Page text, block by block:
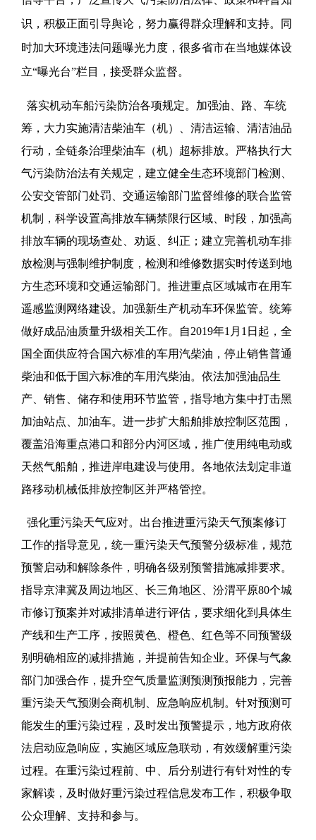
识，积极正面引导舆论，努力赢得群众理解和支持。同
时加大环境违法问题曝光力度，很多省市在当地媒体设
立“曝光台”栏目，接受群众监督。
落实机动车船污染防治各项规定。加强油、路、车统
筹，大力实施清洁柴油车（机）、清洁运输、清洁油品
行动，全链条治理柴油车（机）超标排放。严格执行大
气污染防治法有关规定，建立健全生态环境部门检测、
公安交管部门处罚、交通运输部门监督维修的联合监管
机制，科学设置高排放车辆禁限行区域、时段，加强高
排放车辆的现场查处、劝返、纠正；建立完善机动车排
放检测与强制维护制度，检测和维修数据实时传送到地
方生态环境和交通运输部门。推进重点区域城市在用车
遥感监测网络建设。加强新生产机动车环保监管。统筹
做好成品油质量升级相关工作。自2019年1月1日起，全
国全面供应符合国六标准的车用汽柴油，停止销售普通
柴油和低于国六标准的车用汽柴油。依法加强油品生
产、销售、储存和使用环节监管，指导地方集中打击黑
加油站点、加油车。进一步扩大船舶排放控制区范围，
覆盖沿海重点港口和部分内河区域，推广使用纯电动或
天然气船舶，推进岸电建设与使用。各地依法划定非道
路移动机械低排放控制区并严格管控。
强化重污染天气应对。出台推进重污染天气预案修订
工作的指导意见，统一重污染天气预警分级标准，规范
预警启动和解除条件，明确各级别预警措施减排要求。
指导京津冀及周边地区、长三角地区、汾渭平原80个城
市修订预案并对减排清单进行评估，要求细化到具体生
产线和生产工序，按照黄色、橙色、红色等不同预警级
别明确相应的减排措施，并提前告知企业。环保与气象
部门加强合作，提升空气质量监测预测预报能力，完善
重污染天气预测会商机制、应急响应机制。针对预测可
能发生的重污染过程，及时发出预警提示，地方政府依
法启动应急响应，实施区域应急联动，有效缓解重污染
过程。在重污染过程前、中、后分别进行有针对性的专
家解读，及时做好重污染过程信息发布工作，积极争取
公众理解、支持和参与。